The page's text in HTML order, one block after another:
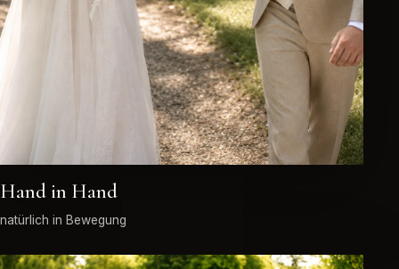
Hand in Hand
natürlich in Bewegung